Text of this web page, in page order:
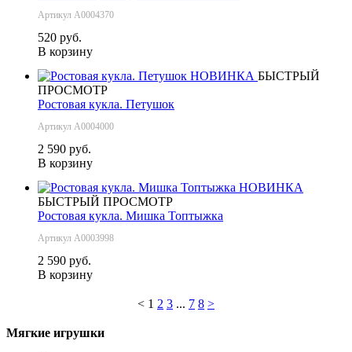
Артикул А0004370
520 руб.
В корзину
НОВИНКА БЫСТРЫЙ
ПРОСМОТР
Ростовая кукла. Петушок
Артикул А0004000
2 590 руб.
В корзину
НОВИНКА
БЫСТРЫЙ ПРОСМОТР
Ростовая кукла. Мишка Топтыжка
Артикул А0003998
2 590 руб.
В корзину
< 1 2 3 ... 7 8 >
Мягкие игрушки